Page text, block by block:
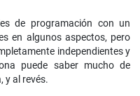
de programación con un
en algunos aspectos, pero
independientes y
puede saber mucho de
y al revés.